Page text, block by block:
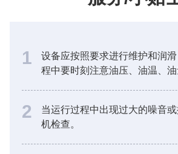
1
设备应按照要求进行维护和润
程中要时刻注意油压、油温、油
2
当运行过程中出现过大的噪音
机检查。